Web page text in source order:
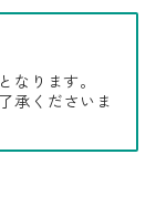
なります。
承くださいま